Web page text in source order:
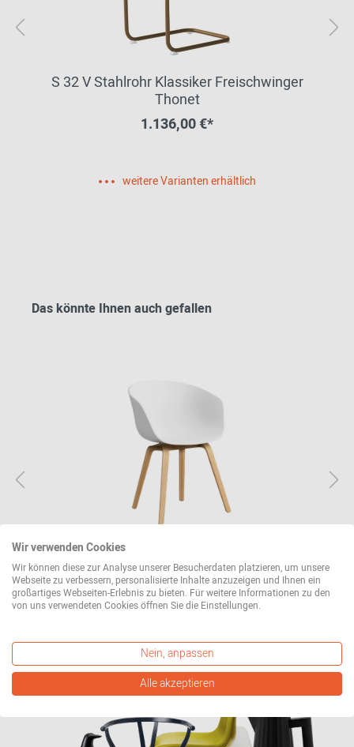
S 32 V Stahlrohr Klassiker Freischwinger
Thonet
1.136,00 €*
weitere Varianten erhältlich
Das könnte Ihnen auch gefallen
About A Chair AAC22 / AAC 22 Stuhl
Vorzugskombinationen Hay
325,00 €*276,25 €*
weitere Varianten erhältlich
Wir verwenden Cookies
Wir können diese zur Analyse unserer Besucherdaten platzieren, um unsere
Webseite zu verbessern, personalisierte Inhalte anzuzeigen und Ihnen ein
großartiges Webseiten-Erlebnis zu bieten. Für weitere Informationen zu den
von uns verwendeten Cookies öffnen Sie die Einstellungen.
Nein, anpassen
Alle akzeptieren